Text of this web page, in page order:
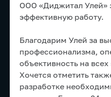
ООО «Диджитал Улей»
эффективную работу.
Благодарим Улей за
профессионализма,
объективность на
Хочется отметить
разработке